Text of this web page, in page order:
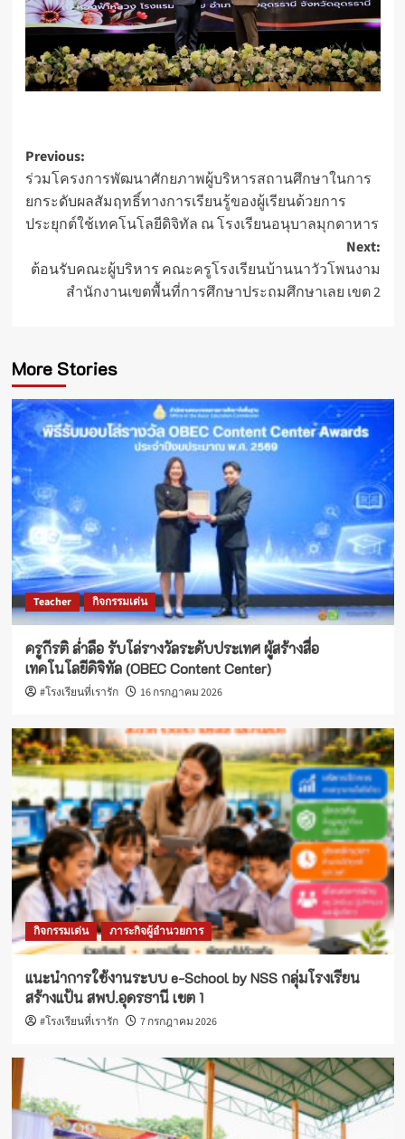
Post
navigation
Previous:
ร่วมโครงการพัฒนาศักยภาพผู้บริหารสถานศึกษาในการ
ยกระดับผลสัมฤทธิ์ทางการเรียนรู้ของผู้เรียนด้วยการ
ประยุกต์ใช้เทคโนโลยีดิจิทัล ณ โรงเรียนอนุบาลมุกดาหาร
Next:
ต้อนรับคณะผู้บริหาร คณะครูโรงเรียนบ้านนาวัวโพนงาม
สำนักงานเขตพื้นที่การศึกษาประถมศึกษาเลย เขต 2
More Stories
Teacher กิจกรรมเด่น
ครูกีรติ ล่ำลือ รับโล่รางวัลระดับประเทศ ผู้สร้างสื่อ
เทคโนโลยีดิจิทัล (OBEC Content Center)
#โรงเรียนที่เรารัก 16 กรกฎาคม 2026
กิจกรรมเด่น ภาระกิจผู้อำนวยการ
แนะนำการใช้งานระบบ e-School by NSS กลุ่มโรงเรียน
สร้างแป้น สพป.อุดรธานี เขต 1
#โรงเรียนที่เรารัก 7 กรกฎาคม 2026